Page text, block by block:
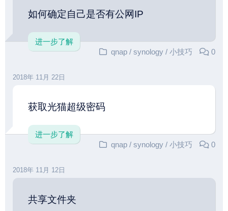
如何确定自己是否有公网IP
进一步了解
qnap / synology / 小技巧 0
2018年 11月 22日
获取光猫超级密码
进一步了解
qnap / synology / 小技巧 0
2018年 11月 12日
共享文件夹